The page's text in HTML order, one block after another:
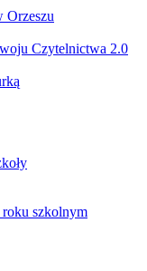
Orzeszu
Czytelnictwa 2.0
szkolnym